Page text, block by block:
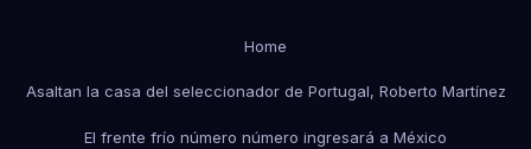
Home
Asaltan la casa del seleccionador de Portugal, Roberto Martínez
El frente frío número número ingresará a México